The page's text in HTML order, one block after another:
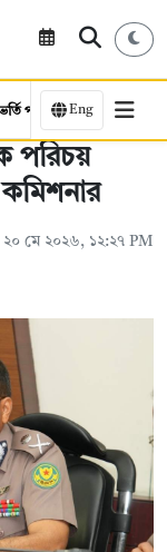
পরীক্ষা কর্মসংস্থান
Eng
পরিচয়
২০ মে ২০২৬, ১২:২৭ PM